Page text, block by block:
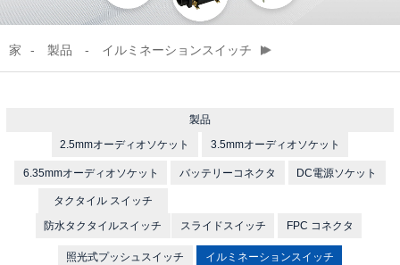
家 製品 イルミネーションスイッチ
製品
2.5mmオーディオソケット
3.5mmオーディオソケット
6.35mmオーディオソケット バッテリーコネクタ DC電源ソケット
タクタイル スイッチ
防水タクタイルスイッチ
スライドスイッチ FPC コネクタ
照光式プッシュスイッチ イルミネーションスイッチ